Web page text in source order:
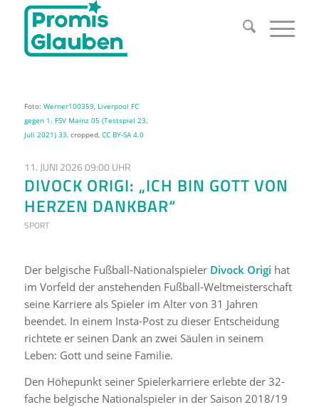
Foto: Werner100359, Liverpool FC
gegen 1. FSV Mainz 05 (Testspiel 23.
Juli 2021) 33 , cropped, CC BY-SA 4.0
11. JUNI 2026 09:00 UHR
DIVOCK ORIGI: „ICH BIN GOTT VON
HERZEN DANKBAR“
SPORT
Der belgische Fußball-Nationalspieler Divock Origi hat
im Vorfeld der anstehenden Fußball-Weltmeisterschaft
seine Karriere als Spieler im Alter von 31 Jahren
beendet. In einem Insta-Post zu dieser Entscheidung
richtete er seinen Dank an zwei Säulen in seinem
Leben: Gott und seine Familie.
Den Höhepunkt seiner Spielerkarriere erlebte der 32-
fache belgische Nationalspieler in der Saison 2018/19